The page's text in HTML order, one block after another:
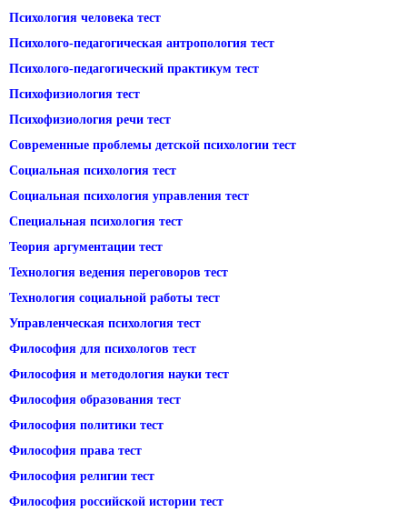
Психология человека тест
Психолого-педагогическая антропология тест
Психолого-педагогический практикум тест
Психофизиология тест
Психофизиология речи тест
Современные проблемы детской психологии тест
Социальная психология тест
Социальная психология управления тест
Специальная психология тест
Теория аргументации тест
Технология ведения переговоров тест
Технология социальной работы тест
Управленческая психология тест
Философия для психологов тест
Философия и методология науки тест
Философия образования тест
Философия политики тест
Философия права тест
Философия религии тест
Философия российской истории тест